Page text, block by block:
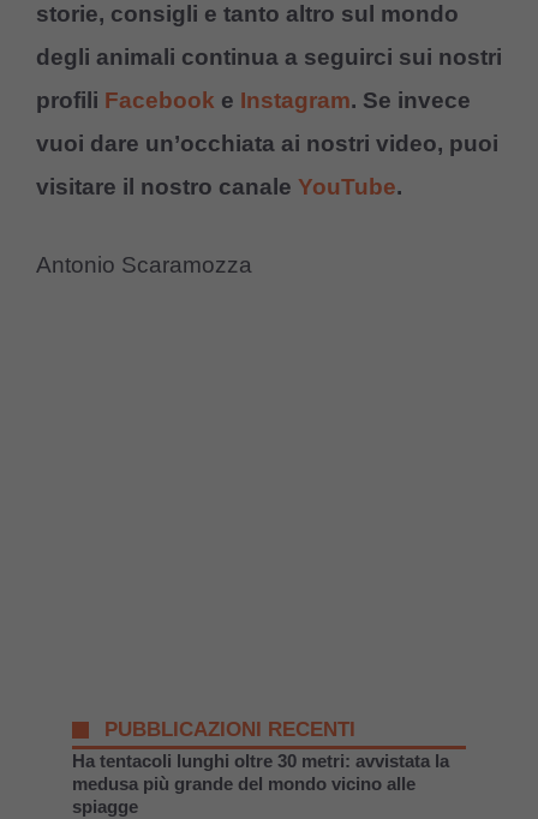
storie, consigli e tanto altro sul mondo
degli animali continua a seguirci sui nostri
profili Facebook e Instagram. Se invece
vuoi dare un’occhiata ai nostri video, puoi
visitare il nostro canale YouTube.
Antonio Scaramozza
PUBBLICAZIONI RECENTI
Ha tentacoli lunghi oltre 30 metri: avvistata la
medusa più grande del mondo vicino alle
spiagge